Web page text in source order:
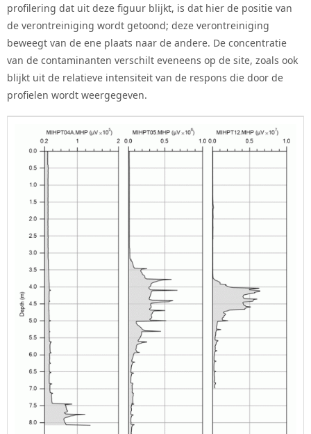
profilering dat uit deze figuur blijkt, is dat hier de positie van
de verontreiniging wordt getoond; deze verontreiniging
beweegt van de ene plaats naar de andere. De concentratie
van de contaminanten verschilt eveneens op de site, zoals ook
blijkt uit de relatieve intensiteit van de respons die door de
profielen wordt weergegeven.